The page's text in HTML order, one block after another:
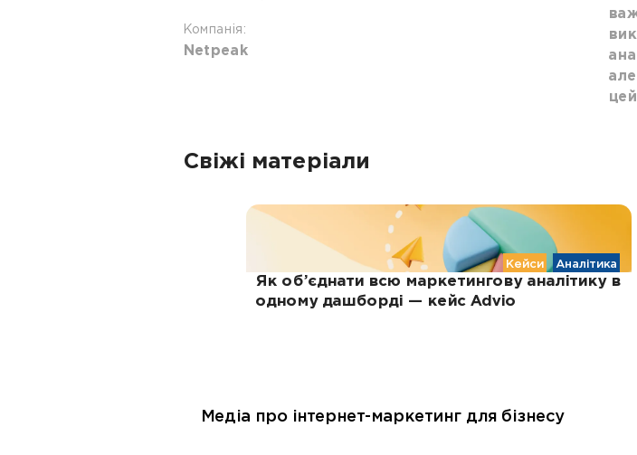
Компанія:
Netpeak
Свіжі матеріали
Кейси Аналітика
Як об’єднати всю маркетингову аналітику в
одному дашборді — кейс Advio
Медіа про інтернет-маркетинг для бізнесу